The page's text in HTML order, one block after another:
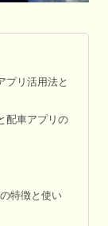
プリ活用法と
配車アプリの
特徴と使い